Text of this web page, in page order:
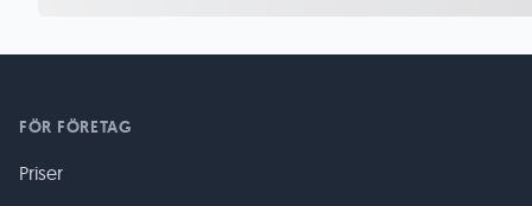
FÖR FÖRETAG
Priser